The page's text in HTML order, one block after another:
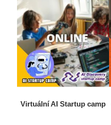
Virtuální AI Startup camp